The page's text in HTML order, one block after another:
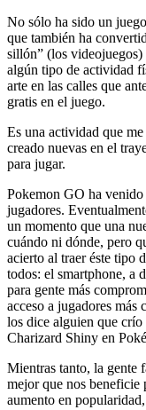
No sólo ha sido un
que también ha
sillón” (los videojuegos)
algún tipo de actividad
arte en las calles que
gratis en el juego.
Es una actividad que
creado nuevas en el
para jugar.
Pokemon GO ha
jugadores.
un momento que una
cuándo ni dónde, pero
acierto al traer éste tipo
todos: el smartphone, a
para gente más
acceso a jugadores más
los dice alguien que crío
Charizard Shiny en
Mientras tanto, la gente
mejor que nos beneficie
aumento en